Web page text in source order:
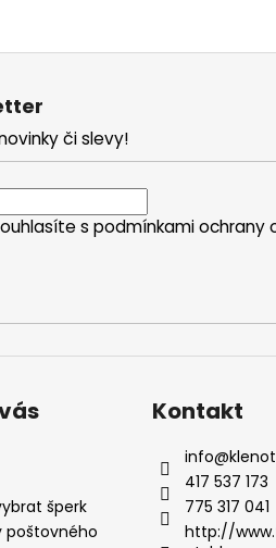
či slevy!
s podmínkami ochrany
šperk
poštovného
Kontakt
info@
417 537 173
775 317 041
http://